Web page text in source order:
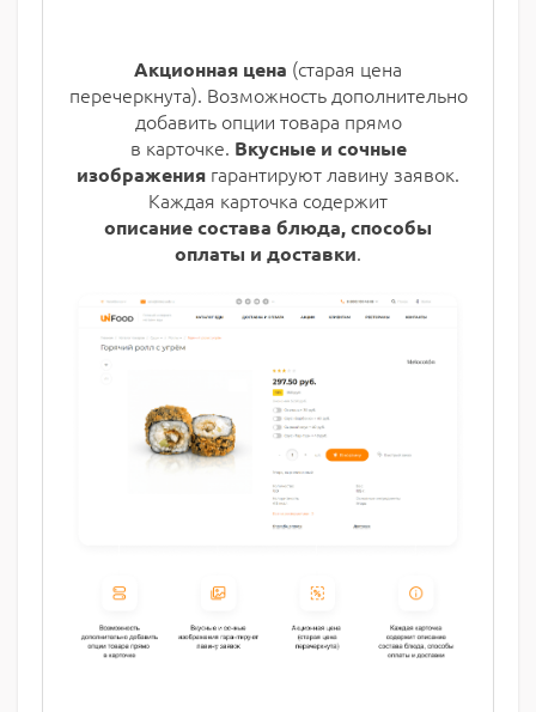
Акционная цена (старая цена
перечеркнута). Возможность дополнительно
добавить опции товара прямо
в карточке. Вкусные и сочные
изображения гарантируют лавину заявок.
Каждая карточка содержит
описание состава блюда, способы
оплаты и доставки.